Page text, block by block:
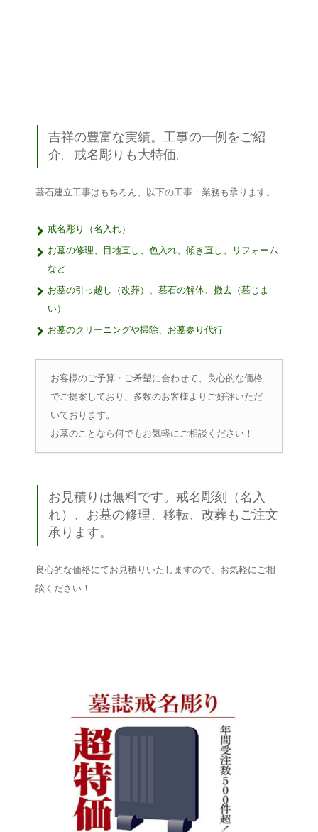
吉祥の豊富な実績。工事の一例をご紹
介。戒名彫りも大特価。
墓石建立工事はもちろん、以下の工事・業務も承ります。
戒名彫り（名入れ）
お墓の修理、目地直し、色入れ、傾き直し、リフォーム
など
お墓の引っ越し（改葬） 、 墓石の解体、撤去（墓じま
い）
お墓のクリーニングや掃除、 お墓参り代行
お客様のご予算・ご希望に合わせて、良心的な価格
でご提案しており、多数のお客様よりご好評いただ
いております。
お墓のことなら何でもお気軽にご相談ください！
お見積りは無料です。戒名彫刻（名入
れ）、お墓の修理、移転、改葬もご注文
承ります。
良心的な価格にてお見積りいたしますので、お気軽にご相
談ください！